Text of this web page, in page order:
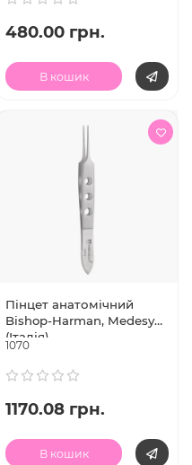
480.00 грн.
В кошик
Пінцет анатомічний
Bishop-Harman, Medesy
(Італія)
1070
1170.08 грн.
В кошик